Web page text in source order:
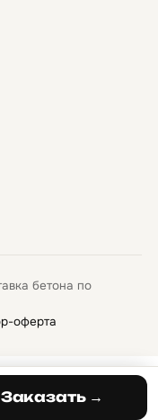
бетона по
оферта
Заказать →